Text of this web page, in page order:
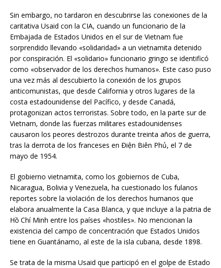
Sin embargo, no tardaron en descubrirse las conexiones de la
caritativa Usaid con la CIA, cuando un funcionario de la
Embajada de Estados Unidos en el sur de Vietnam fue
sorprendido llevando «solidaridad» a un vietnamita detenido
por conspiración. El «solidario» funcionario gringo se identificó
como «observador de los derechos humanos». Este caso puso
una vez más al descubierto la conexión de los grupos
anticomunistas, que desde California y otros lugares de la
costa estadounidense del Pacífico, y desde Canadá,
protagonizan actos terroristas. Sobre todo, en la parte sur de
Vietnam, donde las fuerzas militares estadounidenses
causaron los peores destrozos durante treinta años de guerra,
tras la derrota de los franceses en Điện Biên Phủ, el 7 de
mayo de 1954.
El gobierno vietnamita, como los gobiernos de Cuba,
Nicaragua, Bolivia y Venezuela, ha cuestionado los fulanos
reportes sobre la violación de los derechos humanos que
elabora anualmente la Casa Blanca, y que incluye a la patria de
Hồ Chí Minh entre los países «hostiles». No mencionan la
existencia del campo de concentración que Estados Unidos
tiene en Guantánamo, al este de la isla cubana, desde 1898.
Se trata de la misma Usaid que participó en el golpe de Estado